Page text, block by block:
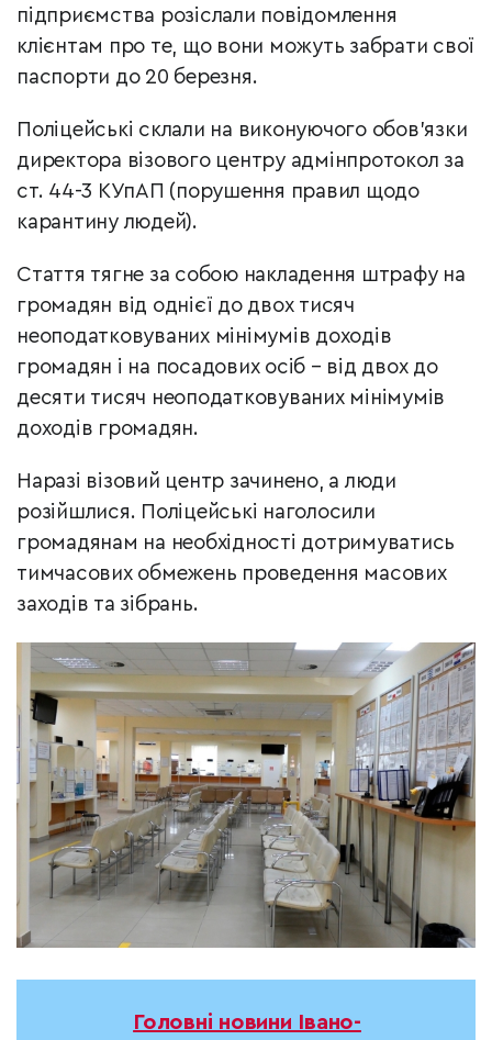
підприємства розіслали повідомлення
клієнтам про те, що вони можуть забрати свої
паспорти до 20 березня.
Поліцейські склали на виконуючого обов’язки
директора візового центру адмінпротокол за
ст. 44-3 КУпАП (порушення правил щодо
карантину людей).
Стаття тягне за собою накладення штрафу на
громадян від однієї до двох тисяч
неоподатковуваних мінімумів доходів
громадян і на посадових осіб – від двох до
десяти тисяч неоподатковуваних мінімумів
доходів громадян.
Наразі візовий центр зачинено, а люди
розійшлися. Поліцейські наголосили
громадянам на необхідності дотримуватись
тимчасових обмежень проведення масових
заходів та зібрань.
Головні новини Івано-